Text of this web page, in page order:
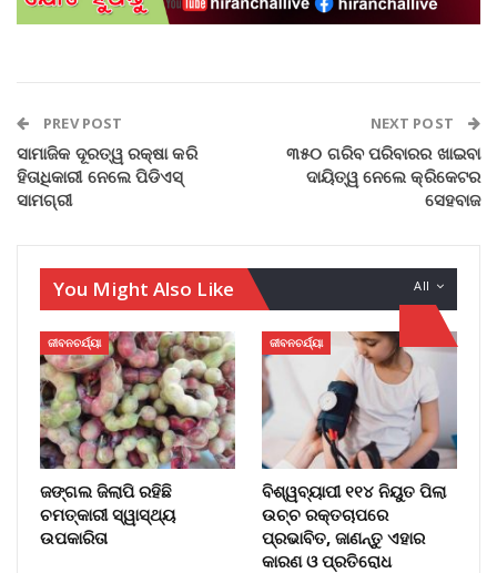
PREV POST
ସାମାଜିକ ଦୂରତ୍ୱ ରକ୍ଷା କରି
ହିତାଧିକାରୀ ନେଲେ ପିଡିଏସ୍
ସାମଗ୍ରୀ
NEXT POST
୩୫୦ ଗରିବ ପରିବାରର ଖାଇବା
ଦାୟିତ୍ୱ ନେଲେ କ୍ରିକେଟର
ସେହବାଜ
All
You Might Also Like
ଜୀବନଚର୍ଯ୍ୟା
ଜଙ୍ଗଲ ଜିଲାପି ରହିଛି
ଚମତ୍କାରୀ ସ୍ୱାସ୍ଥ୍ୟ
ଉପକାରିତା
ଜୀବନଚର୍ଯ୍ୟା
ବିଶ୍ୱବ୍ୟାପୀ ୧୧୪ ନିୟୁତ ପିଲା
ଉଚ୍ଚ ରକ୍ତଚାପରେ
ପ୍ରଭାବିତ, ଜାଣନ୍ତୁ ଏହାର
କାରଣ ଓ ପ୍ରତିରୋଧ